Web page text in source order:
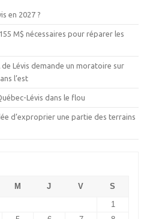
en 2027 ?
M$ nécessaires pour réparer les
de Lévis demande un moratoire sur
l’est
Lévis dans le flou
d’exproprier une partie des terrains
M J V
S
1